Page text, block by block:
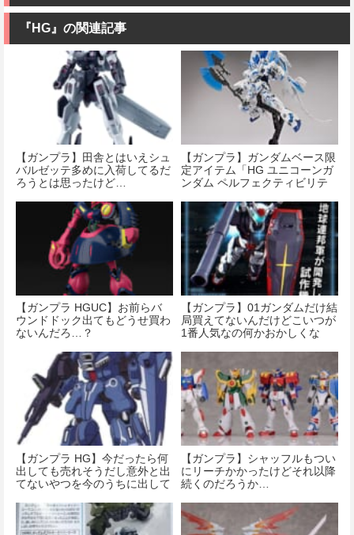
『HG』の関連記事
【ガンプラ】田舎とはいえシュ
バルゼッテ多めに入荷してるだ
ろうとは思ったけど…
【ガンプラ】ガンダムベース限
定アイテム「HG ユニコーンガ
ンダム ペルフェクティビリテ
売が決定！
【ガンプラ HGUC】お前らバ
ウンドドック出てもどうせ買わ
ないんだろ…？
【ガンプラ】01ガンダムだけ結
局買えてないんだけどこいつが
1番人気なの何かおかしくな
【ガンプラ HG】今だったら何
出しても売れそうだし意外と出
てないやつを今のうちに出して
【ガンプラ】シャッフルもつい
にリーチかかったけどそれ以降
続くのだろうか…